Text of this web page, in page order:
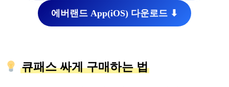
에버랜드 App(iOS) 다운로드 ⬇︎
큐패스 싸게 구매하는 법